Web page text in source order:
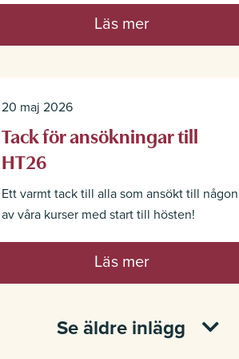
Läs mer
20 maj 2026
Tack för ansökningar till
HT26
Ett varmt tack till alla som ansökt till någon
av våra kurser med start till hösten!
Läs mer
Se äldre inlägg